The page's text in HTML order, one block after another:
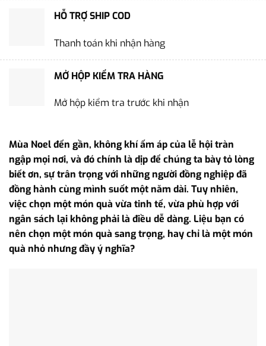
HỖ TRỢ SHIP COD
Thanh toán khi nhận hàng
MỞ HỘP KIỂM TRA HÀNG
Mở hộp kiểm tra trước khi nhận
Mùa Noel đến gần, không khí ấm áp của lễ hội tràn
ngập mọi nơi, và đó chính là dịp để chúng ta bày tỏ lòng
biết ơn, sự trân trọng với những người đồng nghiệp đã
đồng hành cùng mình suốt một năm dài. Tuy nhiên,
việc chọn một món quà vừa tinh tế, vừa phù hợp với
ngân sách lại không phải là điều dễ dàng. Liệu bạn có
nên chọn một món quà sang trọng, hay chỉ là một món
quà nhỏ nhưng đầy ý nghĩa?